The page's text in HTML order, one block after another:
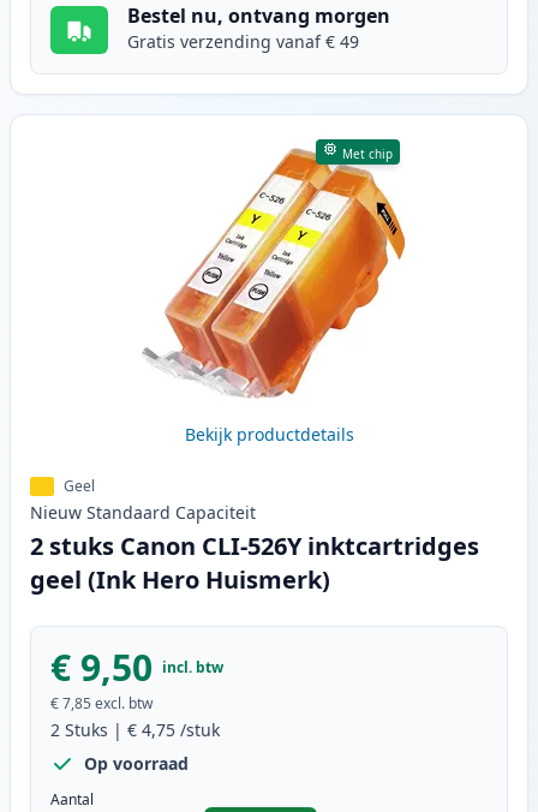
Bestel nu, ontvang morgen
Gratis verzending vanaf € 49
Met chip
Bekijk productdetails
Geel
Nieuw Standaard Capaciteit
2 stuks Canon CLI-526Y inktcartridges
geel (Ink Hero Huismerk)
€ 9,50 incl. btw
€ 7,85 excl. btw
2 Stuks | € 4,75 /stuk
Op voorraad
Aantal